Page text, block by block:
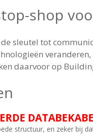
shop
sleutel tot
daarvoor op
structuur, en zeker bij